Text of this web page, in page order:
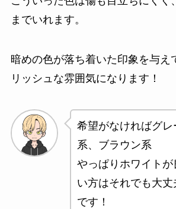
までいれます。
暗めの色が落ち着いた印象を与え
リッシュな雰囲気になります！
希望がなければグレ
系、ブラウン系
やっぱりホワイトが
い方はそれでも大丈
です！